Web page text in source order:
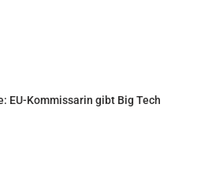
EU-Kommissarin gibt Big Tech